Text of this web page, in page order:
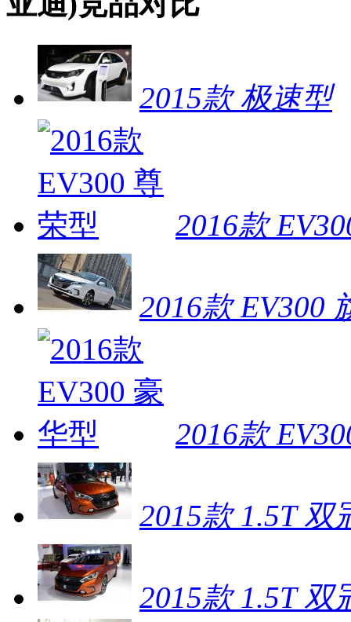
2015款 极速型
2016款
2016款 EV300
2016款
2015款 1.5T 双
2015款 1.5T 双